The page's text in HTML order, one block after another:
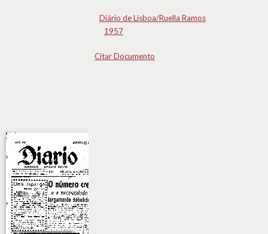
Diário de Lisboa/Ruella Ramos
1957
Citar Documento